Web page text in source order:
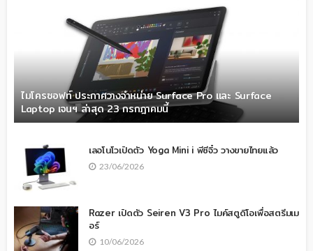
ไมโครซอฟท์ ประกาศวางจำหน่าย Surface Pro และ Surface
Laptop เจนฯ ล่าสุด 23 กรกฎาคมนี้
เลอโนโวเปิดตัว Yoga Mini i พีซีจิ๋ว วางขายไทยแล้ว
23/06/2026
Razer เปิดตัว Seiren V3 Pro ไมค์สตูดิโอเพื่อสตรีมเม
อร์
10/06/2026